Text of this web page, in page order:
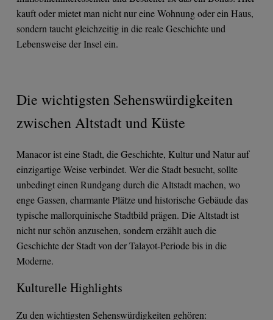
kauft oder mietet man nicht nur eine Wohnung oder ein Haus,
sondern taucht gleichzeitig in die reale Geschichte und
Lebensweise der Insel ein.
Die wichtigsten Sehenswürdigkeiten
zwischen Altstadt und Küste
Manacor ist eine Stadt, die Geschichte, Kultur und Natur auf
einzigartige Weise verbindet. Wer die Stadt besucht, sollte
unbedingt einen Rundgang durch die Altstadt machen, wo
enge Gassen, charmante Plätze und historische Gebäude das
typische mallorquinische Stadtbild prägen. Die Altstadt ist
nicht nur schön anzusehen, sondern erzählt auch die
Geschichte der Stadt von der Talayot-Periode bis in die
Moderne.
Kulturelle Highlights
Zu den wichtigsten Sehenswürdigkeiten gehören: